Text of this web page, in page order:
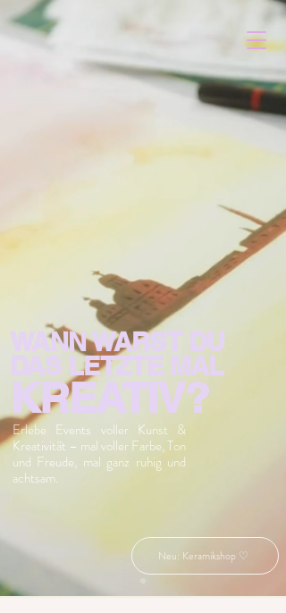
WANN WARST DU
DAS LETZTE MAL
KREATIV?
Erlebe Events voller Kunst &
Kreativität – mal voller Farbe, Ton
und Freude, mal ganz ruhig und
achtsam.
Neu: Keramikshop ♡